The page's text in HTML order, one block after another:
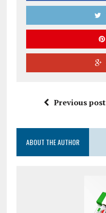
Previous post
ABOUT THE AUTHOR